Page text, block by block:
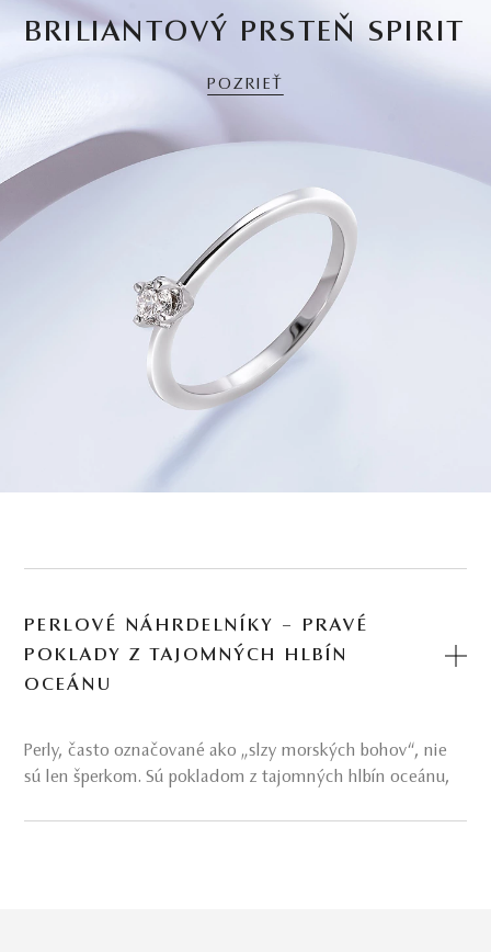
BRILIANTOVÝ PRSTEŇ SPIRIT
POZRIEŤ
PERLOVÉ NÁHRDELNÍKY – PRAVÉ
POKLADY Z TAJOMNÝCH HLBÍN
OCEÁNU
Perly, často označované ako „slzy morských bohov“, nie
sú len šperkom. Sú pokladom z tajomných hlbín oceánu,